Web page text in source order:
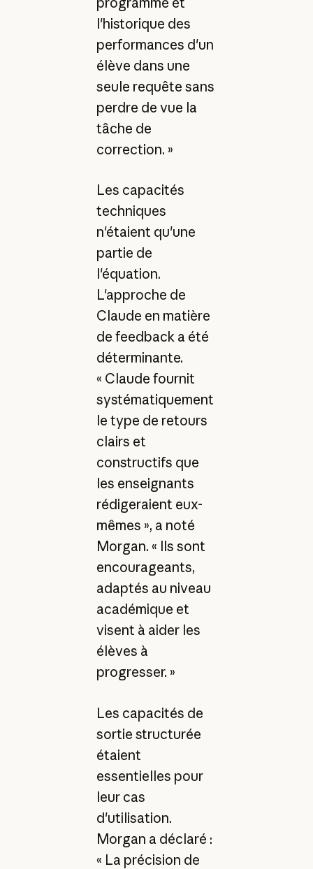
l'historique des
performances d'un
élève dans une
seule requête sans
perdre de vue la
tâche de
correction. »
Les capacités
techniques
n'étaient qu'une
partie de
l'équation.
L'approche de
Claude en matière
de feedback a été
déterminante.
« Claude fournit
systématiquement
le type de retours
clairs et
constructifs que
les enseignants
rédigeraient eux-
mêmes », a noté
Morgan. « Ils sont
encourageants,
adaptés au niveau
académique et
visent à aider les
élèves à
progresser. »
Les capacités de
sortie structurée
étaient
essentielles pour
leur cas
d'utilisation.
Morgan a déclaré :
« La précision de